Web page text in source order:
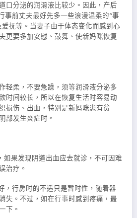
分泌的润滑液比较少。因此，产后
事前丈夫最好先多一些浪漫温柔的“事
抚等。当妻子由于体态变化而感到心
更要多加安慰、鼓舞、使新妈咪恢复
柔，不要急躁，须等润滑液分泌多
时间较长，所以在恢复生活时容易动
损伤、出血，特别是新妈咪患有贫
部发生炎症时。
果发现阴道出血应去就诊，不可因难
治疗。
行房时的不适只是暂时性，随着器
失。不过，如在行事时感到疼痛，最
下。